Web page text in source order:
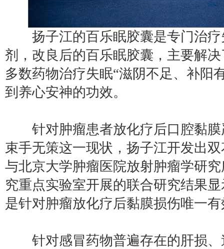
扬子江的百乐眠胶囊是专门治疗
剂，改良后的百乐眠胶囊，主要解
多数药物治疗失眠“滋阴不足、补阳
到养心安神的功效。
针对肿瘤患者放化疗后口腔黏膜
束手无策这一现状，扬子江开发出
与北京大学肿瘤医院放射肿瘤学研
究重点实验室开展的联合研究结果
是针对肿瘤放化疗后黏膜损伤唯一
针对感冒药物普遍存在的肝损、